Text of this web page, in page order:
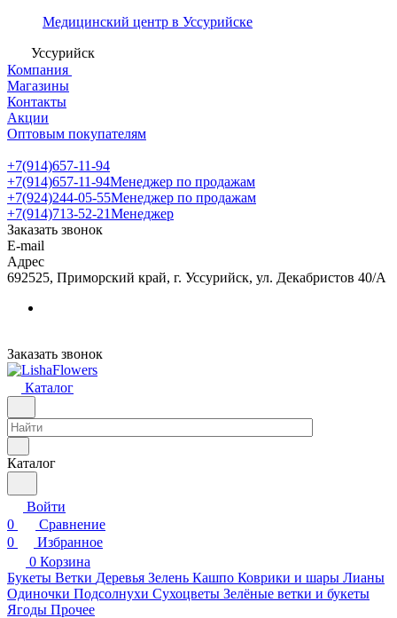
Медицинский центр в Уссурийске
Уссурийск
Компания
Магазины
Контакты
Акции
Оптовым покупателям
+7(914)657-11-94
+7(914)657-11-94Менеджер по продажам
+7(924)244-05-55Менеджер по продажам
+7(914)713-52-21Менеджер
Заказать звонок
E-mail
Адрес
692525, Приморский край, г. Уссурийск, ул. Декабристов 40/А
Заказать звонок
Каталог
Каталог
Войти
0
Сравнение
0
Избранное
0 Корзина
Букеты Ветки Деревья Зелень Кашпо Коврики и шары Лианы
Одиночки Подсолнухи Сухоцветы Зелёные ветки и букеты
Ягоды Прочее